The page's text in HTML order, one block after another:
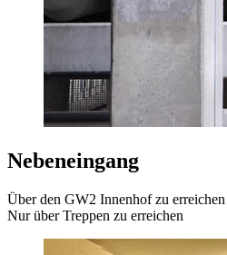
Nebeneingang
Über den GW2 Innenhof zu erreichen
Nur über Treppen zu erreichen